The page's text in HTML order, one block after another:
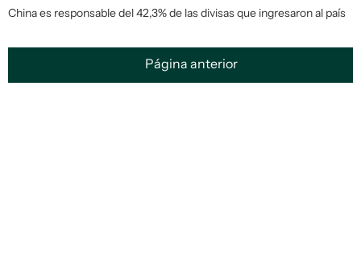
China es responsable del 42,3% de las divisas que ingresaron al país
Página anterior